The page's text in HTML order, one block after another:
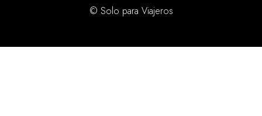
© Solo para Viajeros